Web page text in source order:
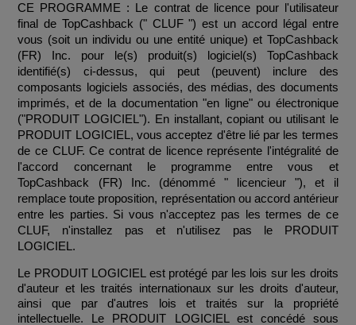
CE PROGRAMME : Le contrat de licence pour l'utilisateur
final de TopCashback (" CLUF ") est un accord légal entre
vous (soit un individu ou une entité unique) et TopCashback
(FR) Inc. pour le(s) produit(s) logiciel(s) TopCashback
identifié(s) ci-dessus, qui peut (peuvent) inclure des
composants logiciels associés, des médias, des documents
imprimés, et de la documentation "en ligne" ou électronique
("PRODUIT LOGICIEL"). En installant, copiant ou utilisant le
PRODUIT LOGICIEL, vous acceptez d'être lié par les termes
de ce CLUF. Ce contrat de licence représente l'intégralité de
l'accord concernant le programme entre vous et
TopCashback (FR) Inc. (dénommé " licencieur "), et il
remplace toute proposition, représentation ou accord antérieur
entre les parties. Si vous n'acceptez pas les termes de ce
CLUF, n'installez pas et n'utilisez pas le PRODUIT
LOGICIEL.
Le PRODUIT LOGICIEL est protégé par les lois sur les droits
d'auteur et les traités internationaux sur les droits d'auteur,
ainsi que par d'autres lois et traités sur la propriété
intellectuelle. Le PRODUIT LOGICIEL est concédé sous